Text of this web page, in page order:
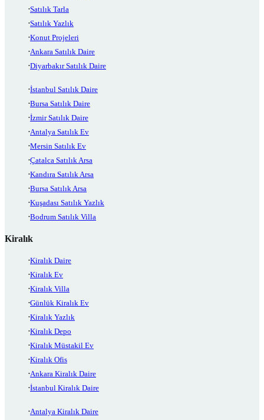
Satılık Tarla
Satılık Yazlık
Konut Projeleri
Ankara Satılık Daire
Diyarbakır Satılık Daire
İstanbul Satılık Daire
Bursa Satılık Daire
İzmir Satılık Daire
Antalya Satılık Ev
Mersin Satılık Ev
Çatalca Satılık Arsa
Kandıra Satılık Arsa
Bursa Satılık Arsa
Kuşadası Satılık Yazlık
Bodrum Satılık Villa
Kiralık
Kiralık Daire
Kiralık Ev
Kiralık Villa
Günlük Kiralık Ev
Kiralık Yazlık
Kiralık Depo
Kiralık Müstakil Ev
Kiralık Ofis
Ankara Kiralık Daire
İstanbul Kiralık Daire
Antalya Kiralık Daire